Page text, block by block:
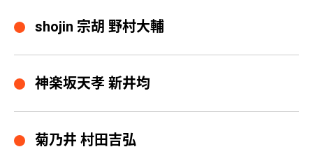
shojin 宗胡 野村大輔
神楽坂天孝 新井均
菊乃井 村田吉弘